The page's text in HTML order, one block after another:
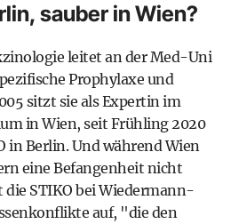
sauber in Wien?
leitet an der Med-Uni
Prophylaxe und
sitzt sie als Expertin im
in Wien, seit Frühling 2020
in Berlin. Und während Wien
eine Befangenheit nicht
STIKO bei Wiedermann-
auf, "die den